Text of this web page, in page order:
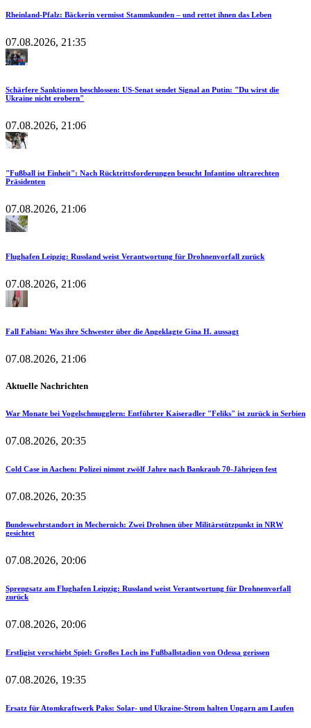
Rheinland-Pfalz: Bäckerin vermisst Stammkunden – und rettet ihnen das Leben
07.08.2026, 21:35
Schärfere Sanktionen beschlossen: US-Senat sendet Signal an Putin: "Du wirst die
Ukraine nicht erobern"
07.08.2026, 21:06
"Fußball ist Einheit": Nach Rücktrittsforderungen besucht Infantino ultrarechten
Präsidenten
07.08.2026, 21:06
Flughafen Leipzig: Russland weist Verantwortung für Drohnenvorfall zurück
07.08.2026, 21:06
Fall Fabian: Was ihre Schwester über die Angeklagte Gina H. aussagt
07.08.2026, 21:06
Aktuelle Nachrichten
War Monate bei Vogelschmugglern: Entführter Kaiseradler "Feliks" ist zurück in Serbien
07.08.2026, 20:35
Cold Case in Aachen: Polizei nimmt zwölf Jahre nach Bankraub 70-Jährigen fest
07.08.2026, 20:35
Bundeswehrstandort in Mechernich: Zwei Drohnen über Militärstützpunkt in NRW
gesichtet
07.08.2026, 20:06
Sprengsatz am Flughafen Leipzig: Russland weist Verantwortung für Drohnenvorfall
zurück
07.08.2026, 20:06
Erstligist verschiebt Spiel: Großes Loch ins Fußballstadion von Odessa gerissen
07.08.2026, 19:35
Ersatz für Atomkraftwerk Paks: Solar- und Ukraine-Strom halten Ungarn am Laufen